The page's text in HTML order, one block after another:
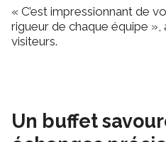
« C’est impressionnant de
rigueur de chaque équipe »,
visiteurs.
Un buffet